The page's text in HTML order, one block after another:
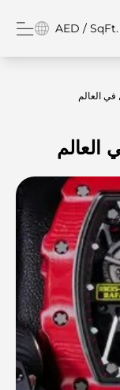
AED /
العالم
العالم